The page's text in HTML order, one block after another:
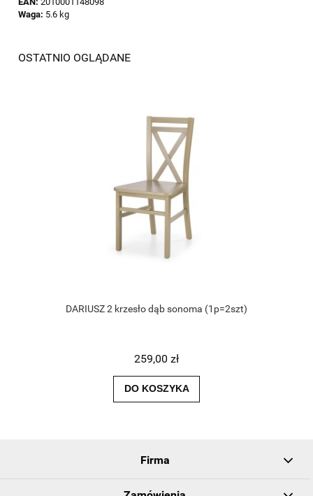
Waga: 5.6 kg
OSTATNIO OGLĄDANE
DARIUSZ 2 krzesło dąb sonoma (1p=2szt)
259,00 zł
DO KOSZYKA
Firma